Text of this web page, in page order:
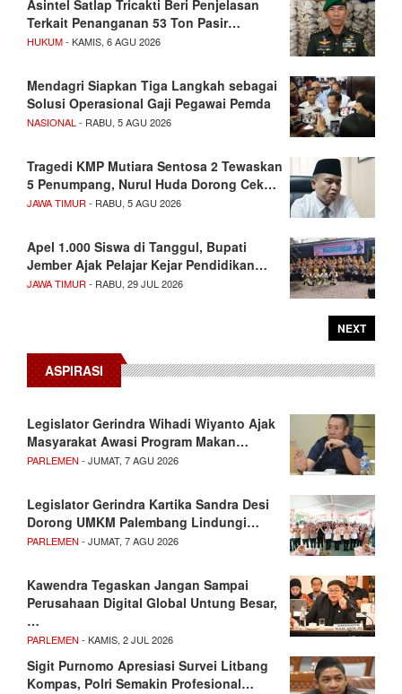
Asintel Satlap Tricakti Beri Penjelasan
Terkait Penanganan 53 Ton Pasir…
HUKUM- KAMIS, 6 AGU 2026
Mendagri Siapkan Tiga Langkah sebagai
Solusi Operasional Gaji Pegawai Pemda
NASIONAL - RABU, 5 AGU 2026
Tragedi KMP Mutiara Sentosa 2 Tewaskan
5 Penumpang, Nurul Huda Dorong Cek…
JAWA TIMUR - RABU, 5 AGU 2026
Apel 1.000 Siswa di Tanggul, Bupati
Jember Ajak Pelajar Kejar Pendidikan…
JAWA TIMUR - RABU, 29 JUL 2026
NEXT
ASPIRASI
Legislator Gerindra Wihadi Wiyanto Ajak
Masyarakat Awasi Program Makan…
PARLEMEN - JUMAT, 7 AGU 2026
Legislator Gerindra Kartika Sandra Desi
Dorong UMKM Palembang Lindungi…
PARLEMEN - JUMAT, 7 AGU 2026
Kawendra Tegaskan Jangan Sampai
Perusahaan Digital Global Untung Besar,
…
PARLEMEN - KAMIS, 2 JUL 2026
Sigit Purnomo Apresiasi Survei Litbang
Kompas, Polri Semakin Profesional…